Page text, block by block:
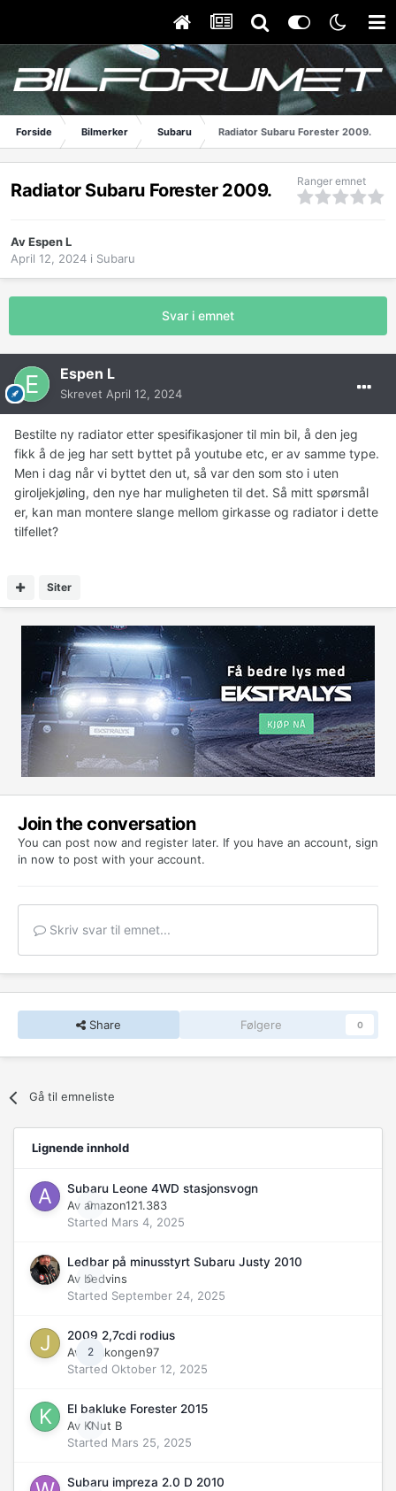
Forside Bilmerker Subaru Radiator Subaru Forester 2009.
Radiator Subaru Forester 2009. Ranger emnet
AvEspen L
April 12, 2024 i Subaru
Svar i emnet
Espen L
Skrevet April 12, 2024
Bestilte ny radiator etter spesifikasjoner til min bil, å den jeg
fikk å de jeg har sett byttet på youtube etc, er av samme type.
Men i dag når vi byttet den ut, så var den som sto i uten
giroljekjøling, den nye har muligheten til det. Så mitt spørsmål
er, kan man montere slange mellom girkasse og radiator i dette
tilfellet?
Siter
Join the conversation
You can post now and register later. If you have an account, sign
in now to post with your account.
Skriv svar til emnet...
Share Følgere 0
Gå til emneliste
Lignende innhold
0
Subaru Leone 4WD stasjonsvogn
Av amazon121.383
Started Mars 4, 2025
0
Ledbar på minusstyrt Subaru Justy 2010
Av bedvins
Started September 24, 2025
2
2009 2,7cdi rodius
Av
jallakongen97
Started Oktober 12, 2025
0
El bakluke Forester 2015
Av KNut B
Started Mars 25, 2025
Subaru impreza 2.0 D 2010